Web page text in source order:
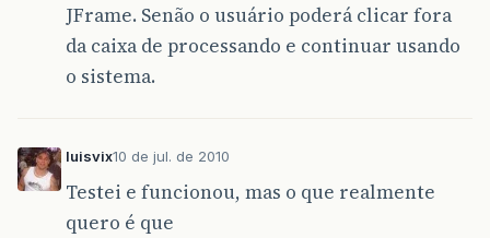
JFrame. Senão o usuário poderá clicar fora
da caixa de processando e continuar usando
o sistema.
luisvix10 de jul. de 2010
Testei e funcionou, mas o que realmente
quero é que